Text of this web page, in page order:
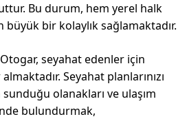
Bu durum, hem yerel halk
bir kolaylık sağlamaktadır.
seyahat edenler için
Seyahat planlarınızı
olanakları ve ulaşım
bulundurmak,